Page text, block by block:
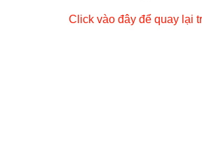
Click vào đây để quay lại